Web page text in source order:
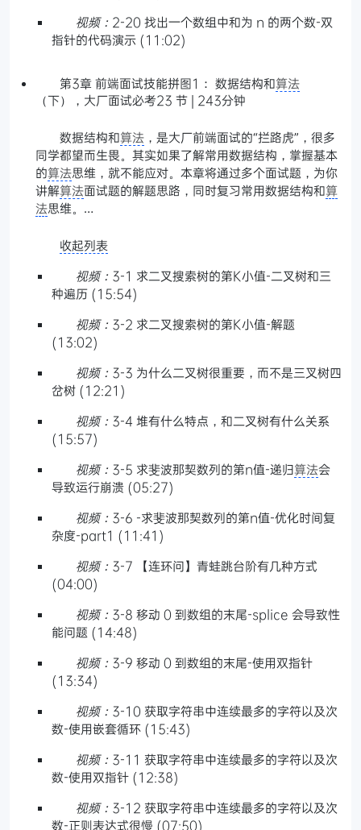
视频： 2-20 找出一个数组中和为 n 的两个数-双
指针的代码演示 (11:02)
第3章 前端面试技能拼图1： 数据结构和算法
（下），大厂面试必考23 节 | 243分钟
数据结构和算法 ，是大厂前端面试的“拦路虎”，很多
同学都望而生畏。其实如果了解常用数据结构，掌握基本
的算法思维，就不能应对。本章将通过多个面试题，为你
讲解算法面试题的解题思路，同时复习常用数据结构和算
法思维。…
收起列表
视频： 3-1 求二叉搜索树的第K小值-二叉树和三
种遍历 (15:54)
视频： 3-2 求二叉搜索树的第K小值-解题
(13:02)
视频： 3-3 为什么二叉树很重要，而不是三叉树四
岔树 (12:21)
视频： 3-4 堆有什么特点，和二叉树有什么关系
(15:57)
视频： 3-5 求斐波那契数列的第n值-递归算法会
导致运行崩溃 (05:27)
视频： 3-6 -求斐波那契数列的第n值-优化时间复
杂度-part1 (11:41)
视频： 3-7 【连环问】青蛙跳台阶有几种方式
(04:00)
视频： 3-8 移动 0 到数组的末尾-splice 会导致性
能问题 (14:48)
视频： 3-9 移动 0 到数组的末尾-使用双指针
(13:34)
视频： 3-10 获取字符串中连续最多的字符以及次
数-使用嵌套循环 (15:43)
视频： 3-11 获取字符串中连续最多的字符以及次
数-使用双指针 (12:38)
视频： 3-12 获取字符串中连续最多的字符以及次
数-正则表达式很慢 (07:50)